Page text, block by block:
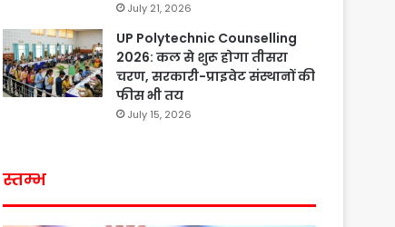
July 21, 2026
UP Polytechnic Counselling
2026: कल से शुरू होगा तीसरा
चरण, सरकारी-प्राइवेट संस्थानों की
फीस भी तय
July 15, 2026
स्तम्भ